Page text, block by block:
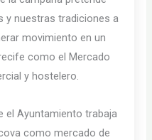
y nuestras tradiciones a
movimiento en un
como el Mercado
y hostelero.
el Ayuntamiento trabaja
como mercado de